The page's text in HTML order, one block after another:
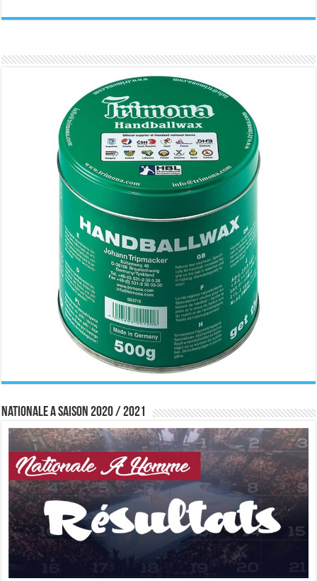
Nationale A saison 2020 / 2021